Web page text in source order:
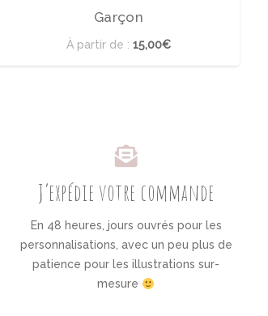
Garçon
À partir de :15,00€
J’expédie votre commande
En 48 heures, jours ouvrés pour les
personnalisations, avec un peu plus de
patience pour les illustrations sur-
mesure